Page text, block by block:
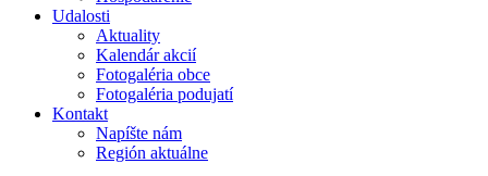
Udalosti
Aktuality
Kalendár akcií
Fotogaléria obce
Fotogaléria podujatí
Kontakt
Napíšte nám
Región aktuálne